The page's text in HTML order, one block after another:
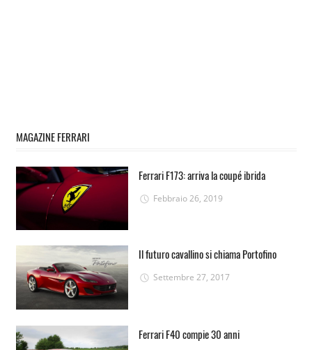
MAGAZINE FERRARI
Ferrari F173: arriva la coupé ibrida
Febbraio 26, 2019
Il futuro cavallino si chiama Portofino
Settembre 27, 2017
Ferrari F40 compie 30 anni